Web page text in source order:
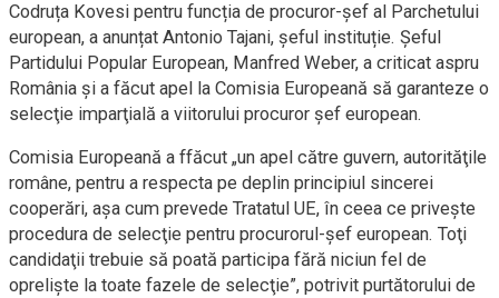
Codruța Kovesi pentru funcția de procuror-șef al Parchetului
european, a anunțat Antonio Tajani, șeful instituție. Șeful
Partidului Popular European, Manfred Weber, a criticat aspru
România şi a făcut apel la Comisia Europeană să garanteze o
selecţie imparţială a viitorului procuror şef european.
Comisia Europeană a ffăcut „un apel către guvern, autorităţile
române, pentru a respecta pe deplin principiul sincerei
cooperări, aşa cum prevede Tratatul UE, în ceea ce priveşte
procedura de selecţie pentru procurorul-şef european. Toţi
candidaţii trebuie să poată participa fără niciun fel de
oprelişte la toate fazele de selecţie”, potrivit purtătorului de